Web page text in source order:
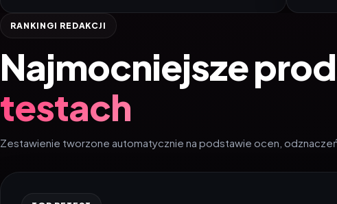
RANKINGI REDAKCJI
Najmocniejsze
testach
Zestawienie tworzone automatycznie na podstawie ocen, odznaczeń